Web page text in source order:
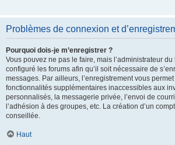
Problèmes de connexion et
Pourquoi dois-je m’enregistrer ?
Vous pouvez ne pas le faire, mais l’administrateur
configuré les forums afin qu’il soit nécessaire de
messages. Par ailleurs, l’enregistrement vous
fonctionnalités supplémentaires inaccessibles aux
personnalisés, la messagerie privée, l’envoi de
l’adhésion à des groupes, etc. La création d’un
conseillée.
Haut